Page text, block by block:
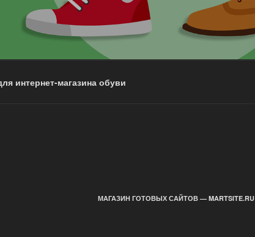
интернет-магазина обуви
МАГАЗИН ГОТОВЫХ САЙТОВ — MARTSITE.RU